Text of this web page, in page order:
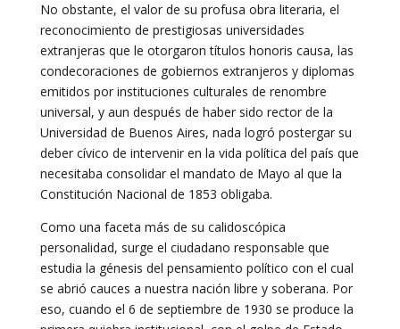
No obstante, el valor de su profusa obra literaria, el
reconocimiento de prestigiosas universidades
extranjeras que le otorgaron títulos honoris causa, las
condecoraciones de gobiernos extranjeros y diplomas
emitidos por instituciones culturales de renombre
universal, y aun después de haber sido rector de la
Universidad de Buenos Aires, nada logró postergar su
deber cívico de intervenir en la vida política del país que
necesitaba consolidar el mandato de Mayo al que la
Constitución Nacional de 1853 obligaba.
Como una faceta más de su calidoscópica
personalidad, surge el ciudadano responsable que
estudia la génesis del pensamiento político con el cual
se abrió cauces a nuestra nación libre y soberana. Por
eso, cuando el 6 de septiembre de 1930 se produce la